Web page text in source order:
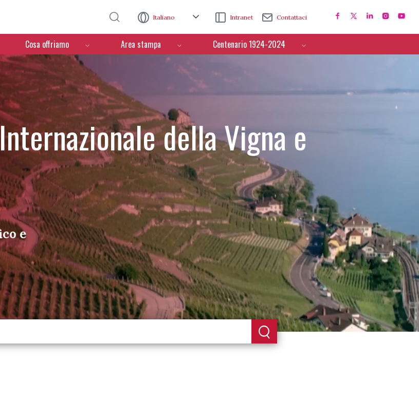
Italiano Intranet Contattaci
Cosa offriamo Area stampa Centenario 1924-2024
della Vigna e
e